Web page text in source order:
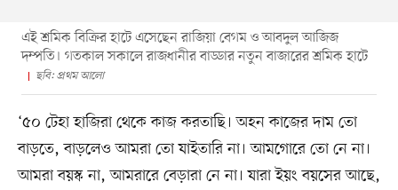
এই শ্রমিক বিক্রির হাটে এসেছেন রাজিয়া বেগম ও আবদুল আজিজ
দম্পতি। গতকাল সকালে রাজধানীর বাড্ডার নতুন বাজারের শ্রমিক হাটে
ছবি: প্রথম আলো
‘৫০ টেহা হাজিরা থেকে কাজ করতাছি। অহন কাজের দাম তো
বাড়তে, বাড়লেও আমরা তো যাইতারি না। আমগোরে তো নে না।
আমরা বয়স্ক না, আমরারে বেড়ারা নে না। যারা ইয়ং বয়সের আছে,